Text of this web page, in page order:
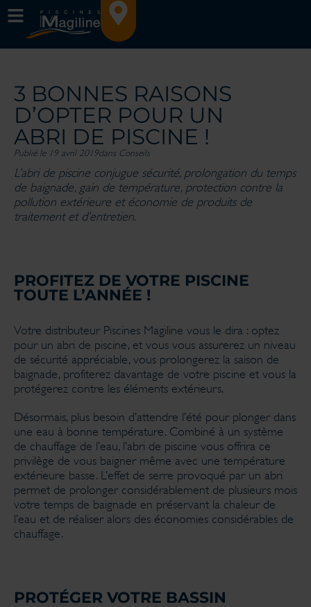
3 BONNES RAISONS
D’OPTER POUR UN
ABRI DE PISCINE !
Publié le 19 avril 2019dans Conseils
L’abri de piscine conjugue sécurité, prolongation du temps
de baignade, gain de température, protection contre la
pollution extérieure et économie de produits de
traitement et d’entretien.
PROFITEZ DE VOTRE PISCINE
TOUTE L’ANNÉE !
Votre distributeur Piscines Magiline vous le dira : optez
pour un abri de piscine, et vous vous assurerez un niveau
de sécurité appréciable, vous prolongerez la saison de
baignade, profiterez davantage de votre piscine et vous la
protégerez contre les éléments extérieurs.
Désormais, plus besoin d’attendre l’été pour plonger dans
une eau à bonne température. Combiné à un système
de chauffage de l’eau, l’abri de piscine vous offrira ce
privilège de vous baigner même avec une température
extérieure basse. L’effet de serre provoqué par un abri
permet de prolonger considérablement de plusieurs mois
votre temps de baignade en préservant la chaleur de
l’eau et de réaliser alors des économies considérables de
chauffage.
PROTÉGER VOTRE BASSIN